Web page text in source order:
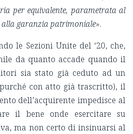
per equivalente, parametrata al
garanzia patrimoniale».
le Sezioni Unite del ‘20, che,
da quanto accade quando il
sia stato già ceduto ad un
con atto già trascritto), il
dell’acquirente impedisce al
il bene onde esercitare su
ma non certo di insinuarsi al